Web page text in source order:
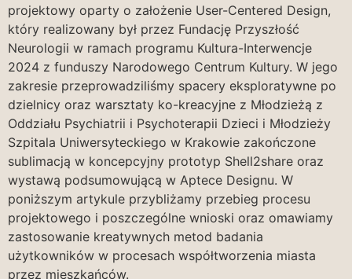
projektowy oparty o założenie User-Centered Design,
który realizowany był przez Fundację Przyszłość
Neurologii w ramach programu Kultura-Interwencje
2024 z funduszy Narodowego Centrum Kultury. W jego
zakresie przeprowadziliśmy spacery eksploratywne po
dzielnicy oraz warsztaty ko-kreacyjne z Młodzieżą z
Oddziału Psychiatrii i Psychoterapii Dzieci i Młodzieży
Szpitala Uniwersyteckiego w Krakowie zakończone
sublimacją w koncepcyjny prototyp Shell2share oraz
wystawą podsumowującą w Aptece Designu. W
poniższym artykule przybliżamy przebieg procesu
projektowego i poszczególne wnioski oraz omawiamy
zastosowanie kreatywnych metod badania
użytkowników w procesach współtworzenia miasta
przez mieszkańców.